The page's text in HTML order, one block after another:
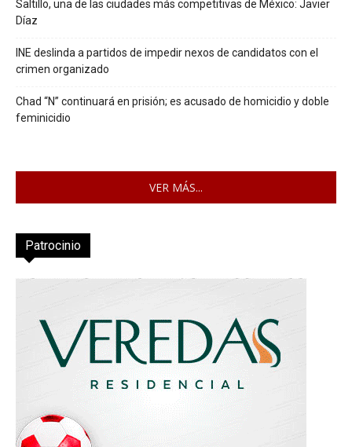
Saltillo, una de las ciudades más competitivas de México: Javier
Díaz
INE deslinda a partidos de impedir nexos de candidatos con el
crimen organizado
Chad “N” continuará en prisión; es acusado de homicidio y doble
feminicidio
VER MÁS...
Patrocinio